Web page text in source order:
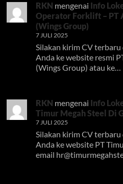
RKN mengenai Info
Operator Forklift – PT
(Wings Group)
7 JULI 2025
Silakan kirim CV
Anda ke website resmi
(Wings Group) atau ke…
RKN mengenai Info
Timur Megah Steel Di
7 JULI 2025
Silakan kirim CV
Anda ke website PT
email